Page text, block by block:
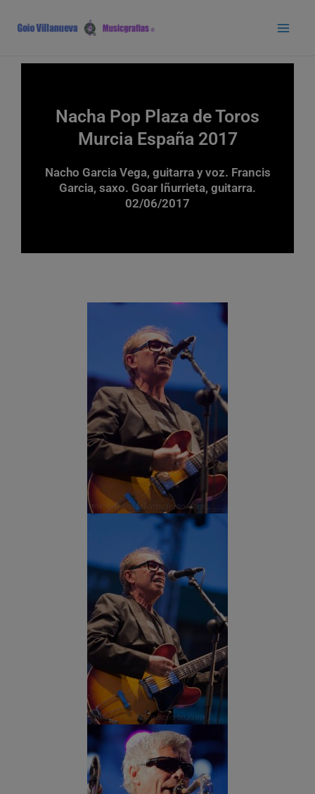
contenido
Nacha Pop Plaza de Toros
Murcia España 2017
Nacho Garcia Vega, guitarra y voz. Francis
Garcia, saxo. Goar Iñurrieta, guitarra.
02/06/2017